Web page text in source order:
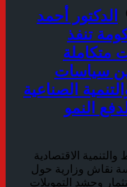
الدكتور أحمد
تنفذ
متكاملة
سياسات
الصناعية
النمو
الاقتصادية
نقاش وزارية حول
وحشد التمويلات